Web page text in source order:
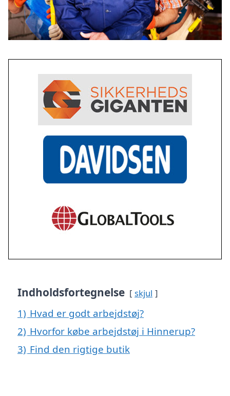
Indholdsfortegnelse skjul
1) Hvad er godt arbejdstøj?
2) Hvorfor købe arbejdstøj i Hinnerup?
3) Find den rigtige butik